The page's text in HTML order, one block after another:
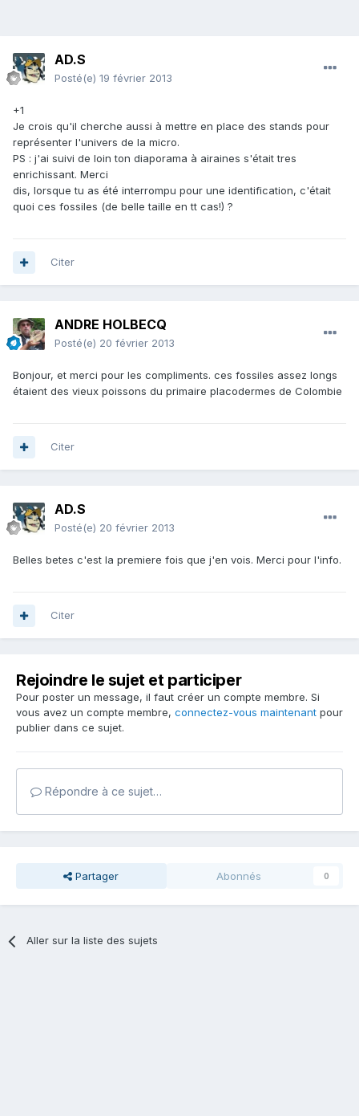
AD.S
Posté(e) 19 février 2013
+1
Je crois qu'il cherche aussi à mettre en place des stands pour
représenter l'univers de la micro.
PS : j'ai suivi de loin ton diaporama à airaines s'était tres
enrichissant. Merci
dis, lorsque tu as été interrompu pour une identification, c'était
quoi ces fossiles (de belle taille en tt cas!) ?
Citer
ANDRE HOLBECQ
Posté(e) 20 février 2013
Bonjour, et merci pour les compliments. ces fossiles assez longs
étaient des vieux poissons du primaire placodermes de Colombie
Citer
AD.S
Posté(e) 20 février 2013
Belles betes c'est la premiere fois que j'en vois. Merci pour l'info.
Citer
Rejoindre le sujet et participer
Pour poster un message, il faut créer un compte membre. Si
vous avez un compte membre, connectez-vous maintenant pour
publier dans ce sujet.
Répondre à ce sujet…
Partager Abonnés 0
Aller sur la liste des sujets